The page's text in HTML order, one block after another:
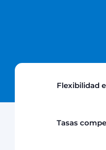
Flexibilidad
Tasas